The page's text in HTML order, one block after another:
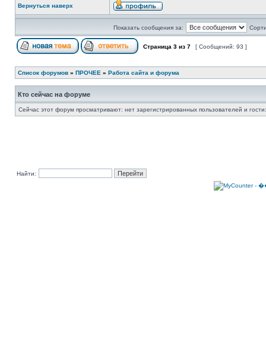
Вернуться наверх
Показать сообщения за:
Страница 3 из 7 [ Сообщений: 93 ]
Список форумов » ПРОЧЕЕ » Работа сайта и форума
Кто сейчас на форуме
Сейчас этот форум просматривают: нет зарегистрированных пользователей и
Найти: